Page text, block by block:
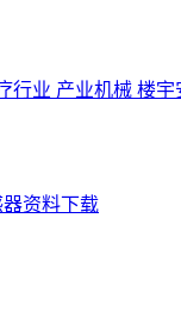
行业 产业机械 楼宇
资料下载